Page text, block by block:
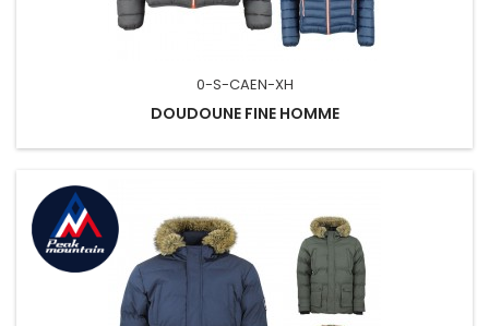
0-S-CAEN-XH
DOUDOUNE FINE HOMME